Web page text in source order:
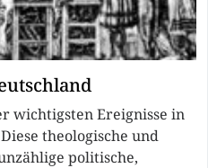
wichtigsten Ereignisse in
theologische und
politische,